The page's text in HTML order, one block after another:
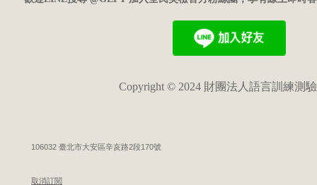
Copyright © 2024 財團法人語言訓練測
106032 臺北市大安區辛亥路2段170號
取消訂閱